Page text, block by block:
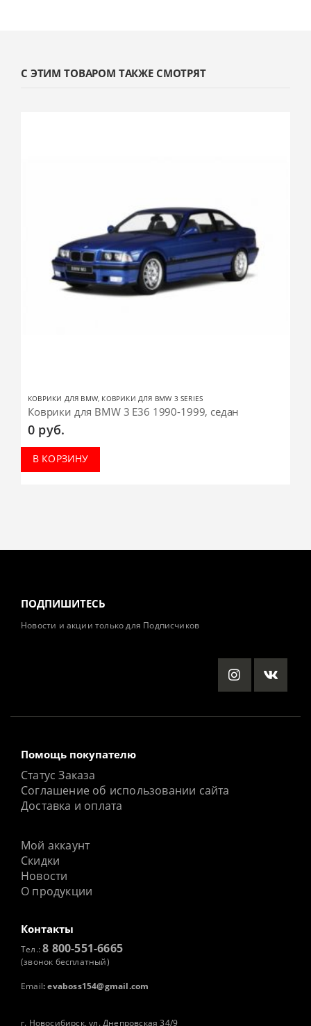
С ЭТИМ ТОВАРОМ ТАКЖЕ СМОТРЯТ
КОВРИКИ ДЛЯ BMW, КОВРИКИ ДЛЯ BMW 3 SERIES
Коврики для BMW 3 E36 1990-1999, седан
0 руб.
В КОРЗИНУ
ПОДПИШИТЕСЬ
Новости и акции только для Подписчиков
Помощь покупателю
Статус Заказа
Соглашение об использовании сайта
Доставка и оплата
Мой аккаунт
Скидки
Новости
О продукции
Контакты
Тел.:8 800-551-6665
(звонок бесплатный)
Email: evaboss154@gmail.com
г. Новосибирск, ул. Днепровская 34/9